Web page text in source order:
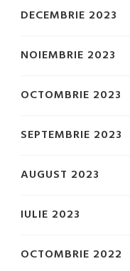
DECEMBRIE 2023
NOIEMBRIE 2023
OCTOMBRIE 2023
SEPTEMBRIE 2023
AUGUST 2023
IULIE 2023
OCTOMBRIE 2022